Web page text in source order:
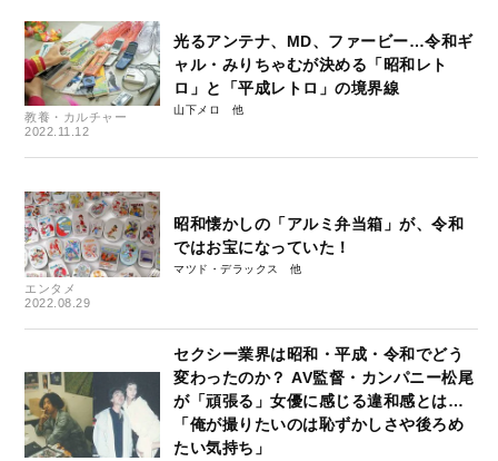
教養・カルチャー
2022.11.12
光るアンテナ、MD、ファービー…令和ギ
ャル・みりちゃむが決める「昭和レト
ロ」と「平成レトロ」の境界線
山下メロ
エンタメ
2022.08.29
昭和懐かしの「アルミ弁当箱」が、令和
ではお宝になっていた！
マツド・デラックス
セクシー業界は昭和・平成・令和でどう
変わったのか？ AV監督・カンパニー松尾
が「頑張る」女優に感じる違和感とは…
「俺が撮りたいのは恥ずかしさや後ろめ
たい気持ち」